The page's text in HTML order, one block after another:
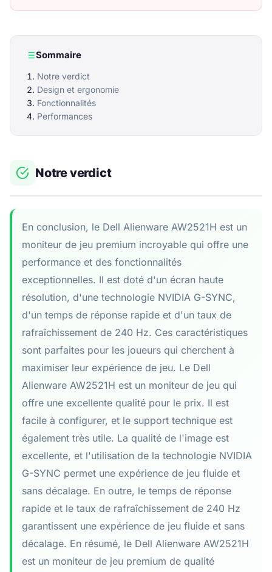
Sommaire
Notre verdict
Design et ergonomie
Fonctionnalités
Performances
Notre verdict
En conclusion, le Dell Alienware AW2521H est un
moniteur de jeu premium incroyable qui offre une
performance et des fonctionnalités
exceptionnelles. Il est doté d'un écran haute
résolution, d'une technologie NVIDIA G-SYNC,
d'un temps de réponse rapide et d'un taux de
rafraîchissement de 240 Hz. Ces caractéristiques
sont parfaites pour les joueurs qui cherchent à
maximiser leur expérience de jeu. Le Dell
Alienware AW2521H est un moniteur de jeu qui
offre une excellente qualité pour le prix. Il est
facile à configurer, et le support technique est
également très utile. La qualité de l'image est
excellente, et l'utilisation de la technologie NVIDIA
G-SYNC permet une expérience de jeu fluide et
sans décalage. En outre, le temps de réponse
rapide et le taux de rafraîchissement de 240 Hz
garantissent une expérience de jeu fluide et sans
décalage. En résumé, le Dell Alienware AW2521H
est un moniteur de jeu premium de qualité